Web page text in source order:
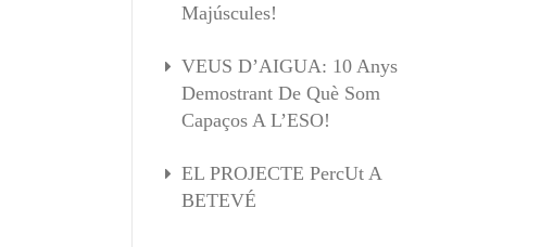
Majúscules!
VEUS D’AIGUA: 10 Anys
Demostrant De Què Som
Capaços A L’ESO!
EL PROJECTE PercUt A
BETEVÉ